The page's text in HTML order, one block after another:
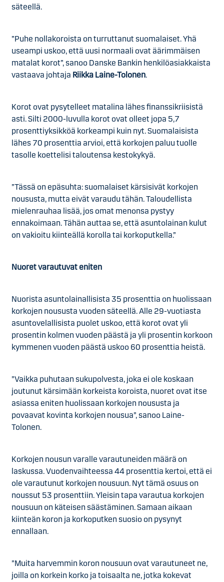
säteellä.
”Puhe nollakoroista on turruttanut suomalaiset. Yhä
useampi uskoo, että uusi normaali ovat äärimmäisen
matalat korot”, sanoo Danske Bankin henkilöasiakkaista
vastaava johtaja Riikka Laine-Tolonen.
Korot ovat pysytelleet matalina lähes finanssikriisistä
asti. Silti 2000-luvulla korot ovat olleet jopa 5,7
prosenttiyksikköä korkeampi kuin nyt. Suomalaisista
lähes 70 prosenttia arvioi, että korkojen paluu tuolle
tasolle koettelisi taloutensa kestokykyä.
”Tässä on epäsuhta: suomalaiset kärsisivät korkojen
noususta, mutta eivät varaudu tähän. Taloudellista
mielenrauhaa lisää, jos omat menonsa pystyy
ennakoimaan. Tähän auttaa se, että asuntolainan kulut
on vakioitu kiinteällä korolla tai korkoputkella.”
Nuoret varautuvat eniten
Nuorista asuntolainallisista 35 prosenttia on huolissaan
korkojen noususta vuoden säteellä. Alle 29-vuotiasta
asuntovelallisista puolet uskoo, että korot ovat yli
prosentin kolmen vuoden päästä ja yli prosentin korkoon
kymmenen vuoden päästä uskoo 60 prosenttia heistä.
”Vaikka puhutaan sukupolvesta, joka ei ole koskaan
joutunut kärsimään korkeista koroista, nuoret ovat itse
asiassa eniten huolissaan korkojen noususta ja
povaavat kovinta korkojen nousua”, sanoo Laine-
Tolonen.
Korkojen nousun varalle varautuneiden määrä on
laskussa. Vuodenvaihteessa 44 prosenttia kertoi, että ei
ole varautunut korkojen nousuun. Nyt tämä osuus on
noussut 53 prosenttiin. Yleisin tapa varautua korkojen
nousuun on käteisen säästäminen. Samaan aikaan
kiinteän koron ja korkoputken suosio on pysynyt
ennallaan.
”Muita harvemmin koron nousuun ovat varautuneet ne,
joilla on korkein korko ja toisaalta ne, jotka kokevat